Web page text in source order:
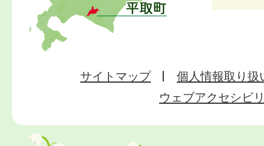
サイトマップ
個人情報取り扱
ウェブアクセシビ